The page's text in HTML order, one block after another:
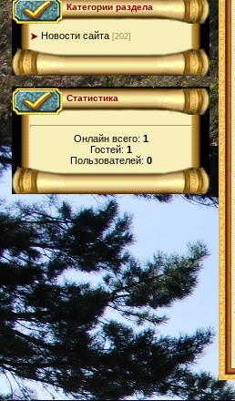
Категории раздела
Новости сайта [202]
Статистика
Онлайн всего: 1
Гостей: 1
Пользователей: 0